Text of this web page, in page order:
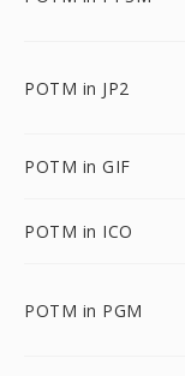
POTM in JP2
POTM in GIF
POTM in ICO
POTM in PGM